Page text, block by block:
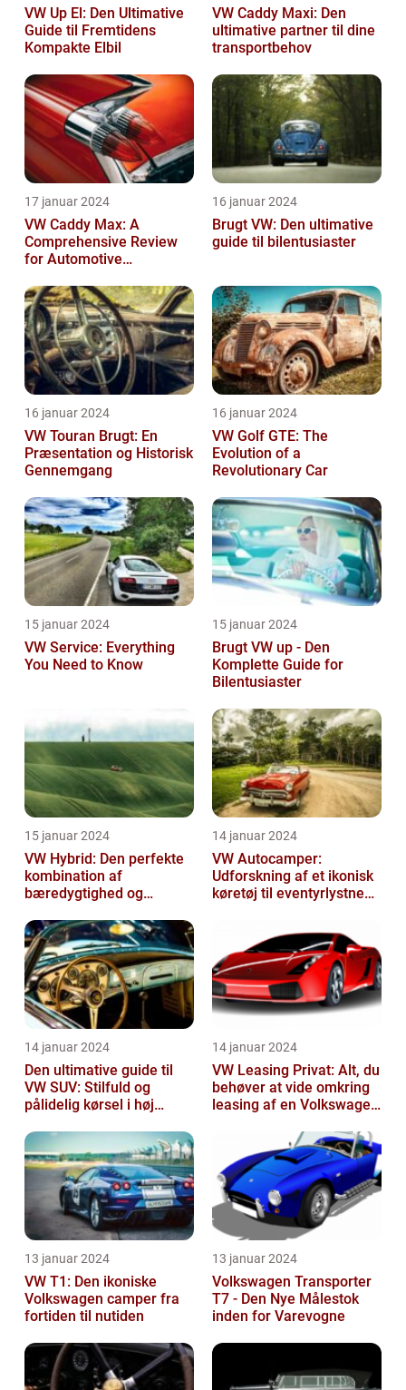
VW Up El: Den Ultimative
Guide til Fremtidens
Kompakte Elbil
VW Caddy Maxi: Den
ultimative partner til dine
transportbehov
17 januar 2024
VW Caddy Max: A
Comprehensive Review
for Automotive
16 januar 2024
Brugt VW: Den ultimative
guide til bilentusiaster
16 januar 2024
VW Touran Brugt: En
Præsentation og Historisk
Gennemgang
16 januar 2024
VW Golf GTE: The
Evolution of a
Revolutionary Car
15 januar 2024
VW Service: Everything
You Need to Know
15 januar 2024
Brugt VW up - Den
Komplette Guide for
Bilentusiaster
15 januar 2024
VW Hybrid: Den perfekte
kombination af
bæredygtighed og
14 januar 2024
VW Autocamper:
Udforskning af et ikonisk
køretøj til eventyrlystne
14 januar 2024
Den ultimative guide til
VW SUV: Stilfuld og
pålidelig kørsel i høj
14 januar 2024
VW Leasing Privat: Alt, du
behøver at vide omkring
leasing af en Volkswagen
13 januar 2024
VW T1: Den ikoniske
Volkswagen camper fra
fortiden til nutiden
13 januar 2024
Volkswagen Transporter
T7 - Den Nye Målestok
inden for Varevogne